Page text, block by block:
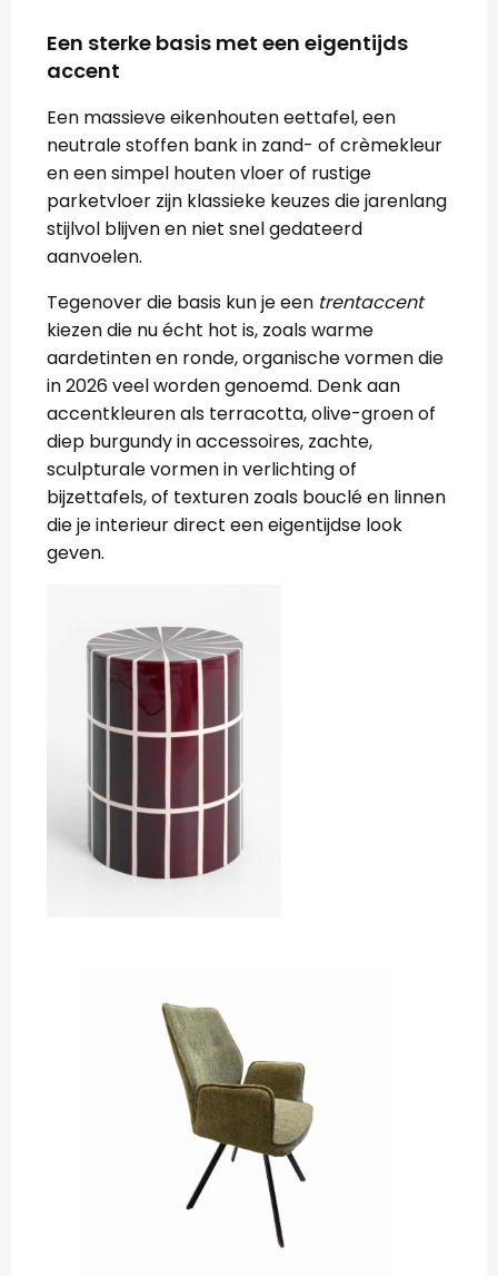
Een sterke basis met een eigentijds
accent
Een massieve eikenhouten eettafel, een
neutrale stoffen bank in zand- of crèmekleur
en eensimpel houten vloer of rustige
parketvloer zijn klassieke keuzes die jarenlang
stijlvol blijven en niet snel gedateerd
aanvoelen.
Tegenover die basis kun je een trentaccent
kiezen die nu écht hot is, zoals warme
aardetinten en ronde, organische vormen die
in 2026 veel worden genoemd. Denk aan
accentkleuren als terracotta, olive-groen of
diep burgundy in accessoires, zachte,
sculpturale vormen in verlichting of
bijzettafels, of texturen zoals bouclé en linnen
die je interieur direct een eigentijdse look
geven.